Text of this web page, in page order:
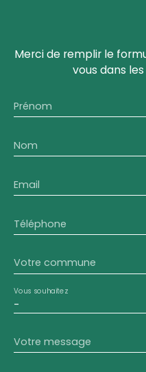
Merci de remplir le
vous dans
Prénom
Nom
Email
Téléphone
Votre commune
-
Vous souhaitez
Votre message